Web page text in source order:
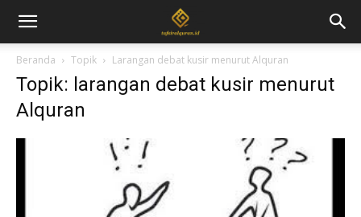
Beranda Topik Larangan debat kusir menurut Alquran
Topik: larangan debat kusir menurut
Alquran